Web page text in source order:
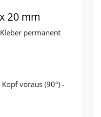
20 mm
permanent
Kopf voraus (90°) -